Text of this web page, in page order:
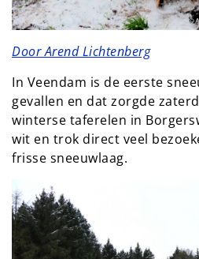
Door Arend Lichtenberg
In Veendam is de eerste
gevallen en dat zorgde
winterse taferelen in
wit en trok direct veel
frisse sneeuwlaag.